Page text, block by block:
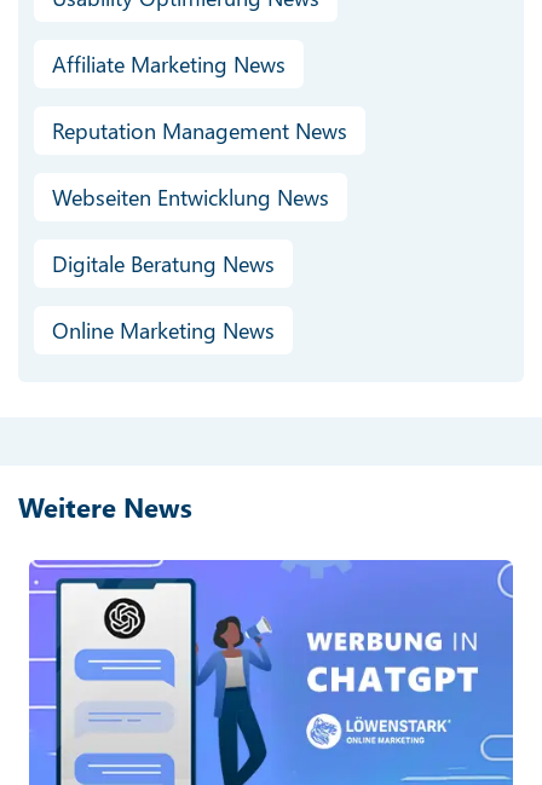
Affiliate Marketing News
Reputation Management News
Webseiten Entwicklung News
Digitale Beratung News
Online Marketing News
Weitere News